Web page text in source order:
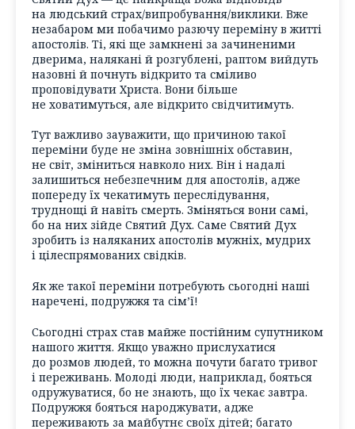
на людський страх/випробування/виклики. Вже
незабаром ми побачимо разючу переміну в житті
апостолів. Ті, які ще замкнені за зачиненими
дверима, налякані й розгублені, раптом вийдуть
назовні й почнуть відкрито та сміливо
проповідувати Христа. Вони більше
не ховатимуться, але відкрито свідчитимуть.
Тут важливо зауважити, що причиною такої
переміни буде не зміна зовнішніх обставин,
не світ, зміниться навколо них. Він і надалі
залишиться небезпечним для апостолів, адже
попереду їх чекатимуть переслідування,
труднощі й навіть смерть. Зміняться вони самі,
бо на них зійде Святий Дух. Саме Святий Дух
зробить із наляканих апостолів мужніх, мудрих
і цілеспрямованих свідків.
Як же такої переміни потребують сьогодні наші
наречені, подружжя та сім’ї!
Сьогодні страх став майже постійним супутником
нашого життя. Якщо уважно прислухатися
до розмов людей, то можна почути багато тривог
і переживань. Молоді люди, наприклад, бояться
одружуватися, бо не знають, що їх чекає завтра.
Подружжя бояться народжувати, адже
переживають за майбутнє своїх дітей; багато